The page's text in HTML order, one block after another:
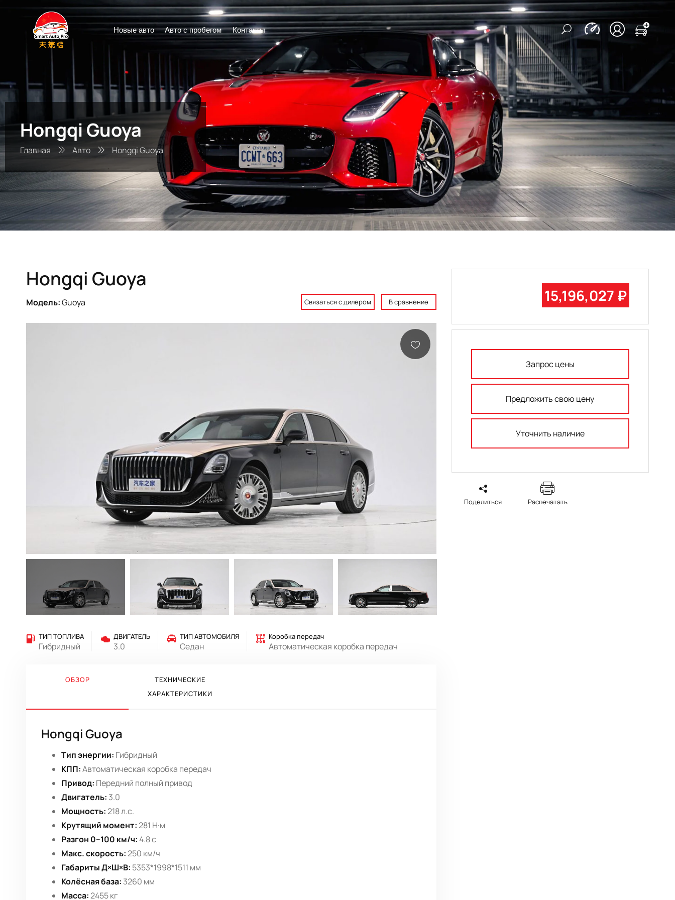
Новые авто Авто с пробегом Контакты
Hongqi Guoya
Главная Авто Hongqi Guoya
Hongqi Guoya
Модель:Guoya Связаться с дилером В сравнение
ТИП ТОПЛИВА
Гибридный
ДВИГАТЕЛЬ
3.0
ТИП АВТОМОБИЛЯ
Седан
Коробка передач
Автоматическая коробка передач
ОБЗОР
ТЕХНИЧЕСКИЕ
ХАРАКТЕРИСТИКИ
Hongqi Guoya
Тип энергии: Гибридный
КПП:Автоматическая коробка передач
Привод: Передний полный привод
Двигатель: 3.0
Мощность:218 л.с.
Крутящий момент:281 Н·м
Разгон 0–100 км/ч: 4.8 с
Макс. скорость:250 км/ч
Габариты Д×Ш×В: 5353*1998*1511 мм
Колёсная база: 3260 мм
Масса:2455 кг
15,196,027 ₽
Запрос цены
Предложить свою цену
Уточнить наличие
Поделиться Распечатать